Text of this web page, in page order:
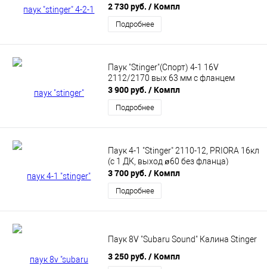
2 730 руб. / Компл
Подробнее
Паук "Stinger"(Спорт) 4-1 16V
2112/2170 вых 63 мм с фланцем
3 900 руб. / Компл
Подробнее
Паук 4-1 "Stinger" 2110-12, PRIORA 16кл
(с 1 ДК, выход ø60 без фланца)
3 700 руб. / Компл
Подробнее
Паук 8V "Subaru Sound" Калина Stinger
3 250 руб. / Компл